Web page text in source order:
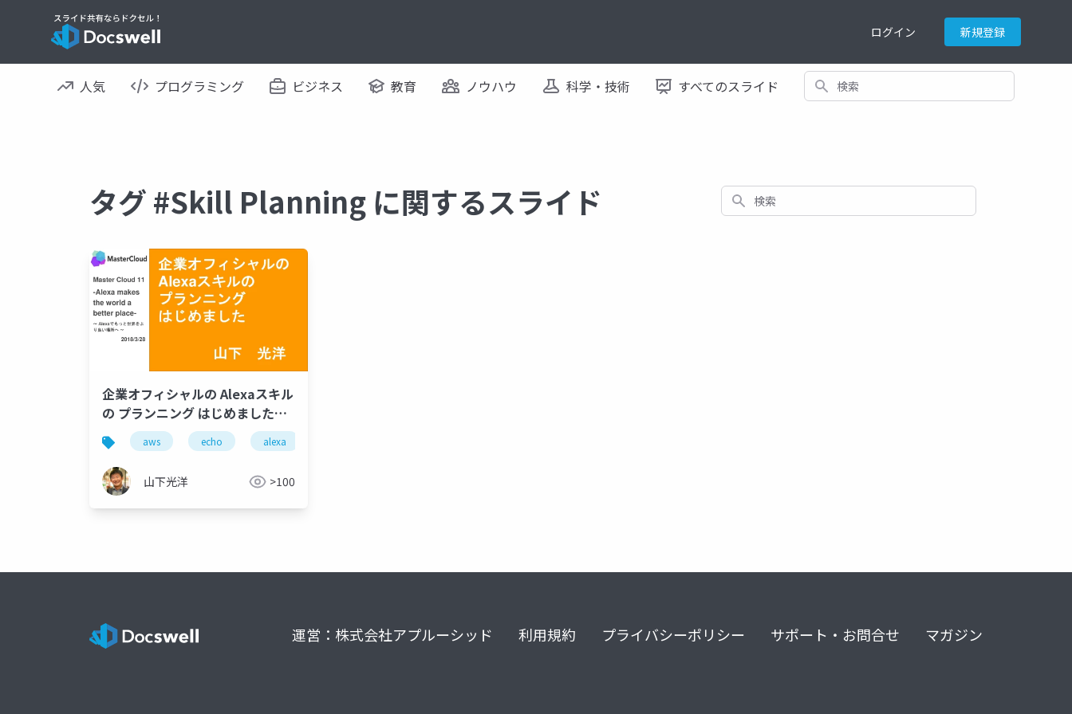
ログイン 新規登録
人気 プログラミング ビジネス 教育 ノウハウ 科学・技術 すべてのスライド 検索
タグ #Skill Planning に関するスライド 検索
企業オフィシャルの Alexaスキル
の プランニング はじめました
(Master Cloud 11)
aws echo alexa
山下光洋 >100
運営：株式会社アプルーシッド 利用規約 プライバシーポリシー サポート・お問合せ マガジン